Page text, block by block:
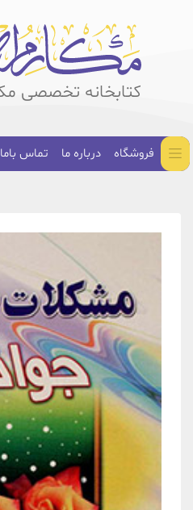
کتابخانه تخصصی
فروشگاه درباره ما تماس باما